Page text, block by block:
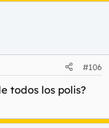
#106
todos los polis?